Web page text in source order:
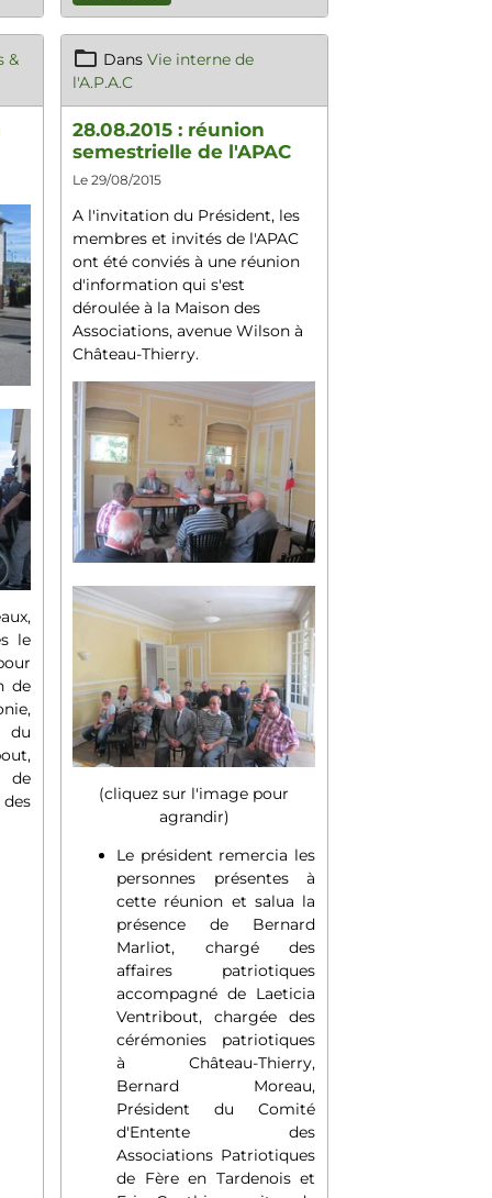
&
le
de
du
de
DansVie interne de
l'A.P.A.C
28.08.2015 : réunion
semestrielle de l'APAC
Le 29/08/2015
A l'invitation du Président, les
membres et invités de l'APAC
ont été conviés à une réunion
d'information qui s'est
déroulée à la Maison des
Associations, avenue Wilson à
Château-Thierry.
(cliquez sur l'image pour
agrandir)
Le président remercia les
personnes présentes à
cette réunion et salua la
présence de Bernard
Marliot, chargé des
affaires patriotiques
accompagné de Laeticia
Ventribout, chargée des
cérémonies patriotiques
à Château-Thierry,
Bernard Moreau,
Président du Comité
d'Entente des
Associations Patriotiques
de Fère en Tardenois et